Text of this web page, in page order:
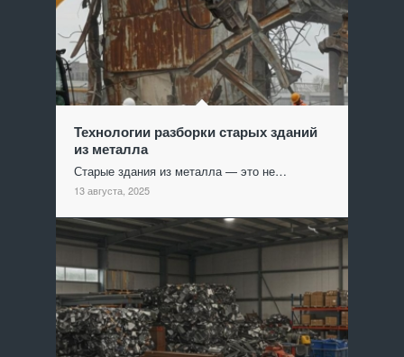
Технологии разборки старых зданий
из металла
Старые здания из металла — это не…
13 августа, 2025